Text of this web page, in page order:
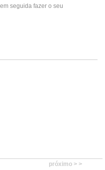
seguida fazer o seu
próximo > >